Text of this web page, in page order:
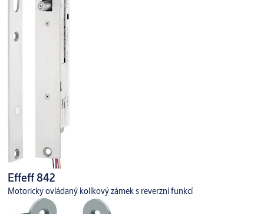
Effeff 842
Motoricky ovládaný kolíkový zámek s reverzní funkcí